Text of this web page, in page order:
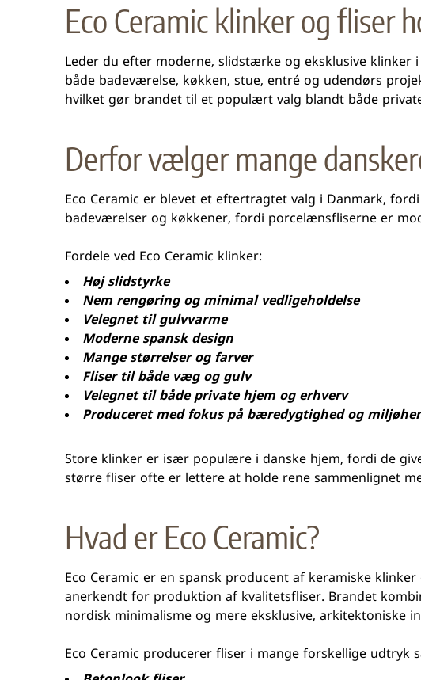
Eco Ceramic klinker og fliser
Leder du efter moderne, slidstærke og eksklusive klinker i
både badeværelse, køkken, stue, entré og udendørs
hvilket gør brandet til et populært valg blandt både
Derfor vælger mange
Eco Ceramic er blevet et eftertragtet valg i Danmark,
badeværelser og køkkener, fordi porcelænsfliserne er
Fordele ved Eco Ceramic klinker:
Høj slidstyrke
Nem rengøring og minimal vedligeholdelse
Velegnet til gulvvarme
Moderne spansk design
Mange størrelser og farver
Fliser til både væg og gulv
Velegnet til både private hjem og erhverv
Produceret med fokus på bæredygtighed og
Store klinker er især populære i danske hjem, fordi de
større fliser ofte er lettere at holde rene sammenlignet
Hvad er Eco Ceramic?
Eco Ceramic er en spansk producent af keramiske
anerkendt for produktion af kvalitetsfliser. Brandet
nordisk minimalisme og mere eksklusive, arkitektoniske
Eco Ceramic producerer fliser i mange forskellige udtryk